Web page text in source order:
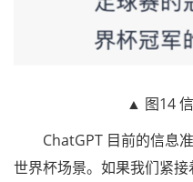
▲ 图14
ChatGPT 目前的信息准
世界杯场景。如果我们紧